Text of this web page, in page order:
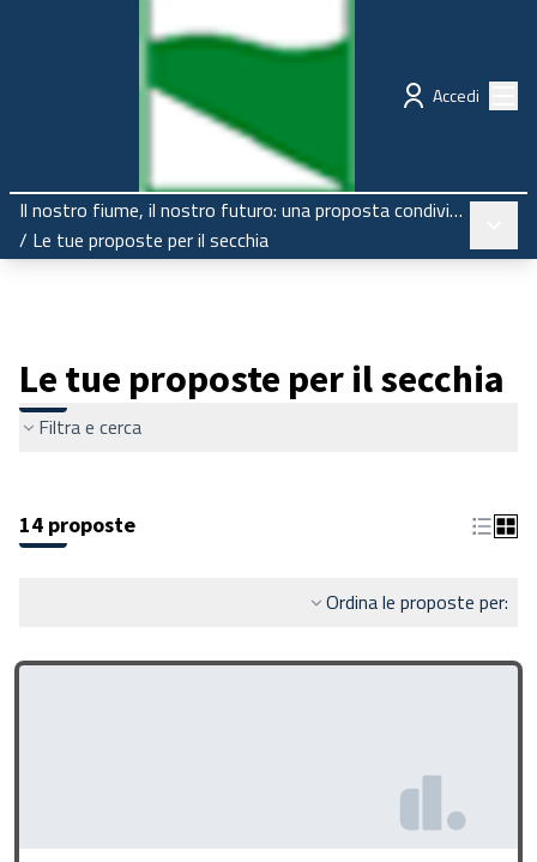
Regione Emilia-Romagna Partecipazione
Accedi
Il nostro fiume, il nostro futuro: una proposta condivisa per il Secchia
/ Le tue proposte per il secchia
Le tue proposte per il secchia
Filtra e cerca
14 proposte
Ordina le proposte per: